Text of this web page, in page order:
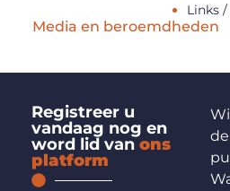
Links
Media en beroemdheden
Registreer u
vandaag nog en
word lid van ons
platform